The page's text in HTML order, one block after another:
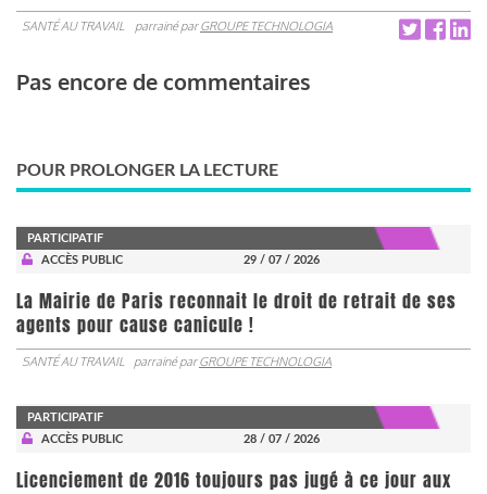
SANTÉ AU TRAVAIL parrainé parGROUPE TECHNOLOGIA
Pas encore de commentaires
POUR PROLONGER LA LECTURE
PARTICIPATIF
ACCÈS PUBLIC
29 / 07 / 2026
La Mairie de Paris reconnait le droit de retrait de ses
agents pour cause canicule !
SANTÉ AU TRAVAIL parrainé parGROUPE TECHNOLOGIA
PARTICIPATIF
ACCÈS PUBLIC
28 / 07 / 2026
Licenciement de 2016 toujours pas jugé à ce jour aux